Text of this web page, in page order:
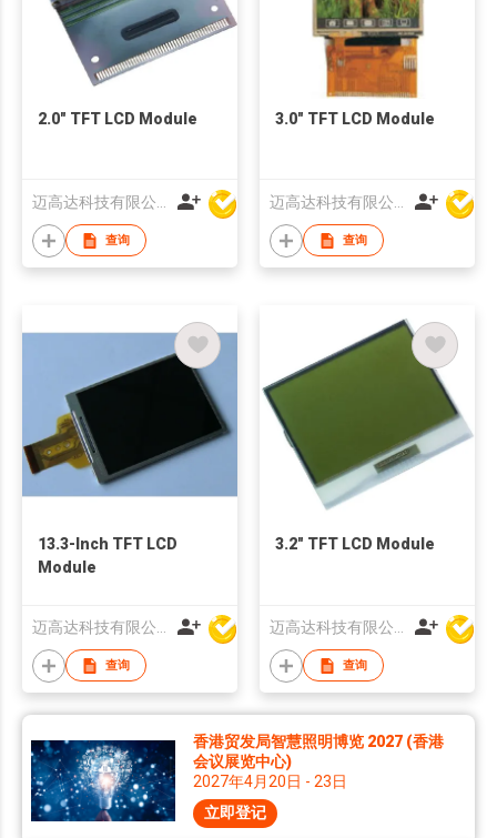
2.0" TFT LCD Module
查询
3.0" TFT LCD Module
查询
13.3-Inch TFT LCD
Module
迈高达科技有限公司
查询
3.2" TFT LCD Module
迈高达科技有限公司
查询
香港贸发局智慧照明博览 2027 (香港
会议展览中心)
2027年4月20日 - 23日
立即登记